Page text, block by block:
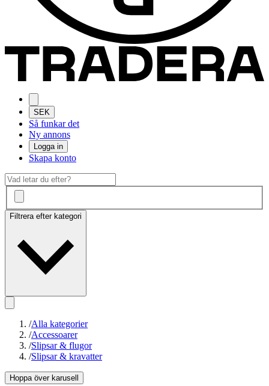
SEK
Så funkar det
Ny annons
Logga in
Skapa konto
Filtrera efter kategori
/Alla kategorier
/Accessoarer
/Slipsar & flugor
/Slipsar & kravatter
Hoppa över karusell